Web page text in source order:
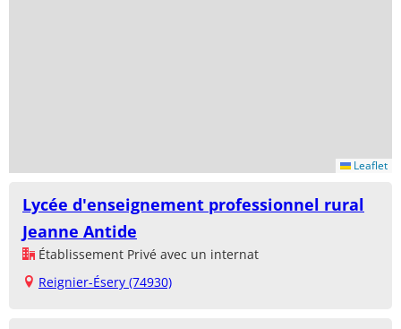
Leaflet
Lycée d'enseignement professionnel rural
Jeanne Antide
Établissement Privé avec un internat
Reignier-Ésery (74930)